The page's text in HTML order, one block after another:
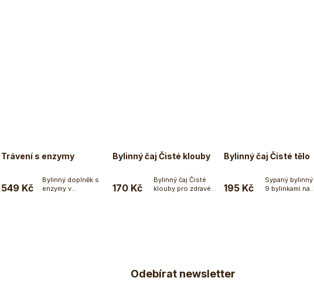
Trávení s enzymy
549 Kč Do košíku
Bylinný doplněk s
enzymy v
Bylinný čaj Čisté klouby
170 Kč Do košíku
Bylinný čaj Čisté
klouby pro zdravé...
Bylinný čaj Čisté tělo
195 Kč Do
Sypaný bylinný
9 bylinkami na
Odebírat newsletter